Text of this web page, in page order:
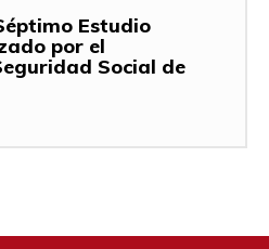
Estudio
por el
Social de